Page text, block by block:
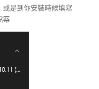
是到你安裝時候填寫
案